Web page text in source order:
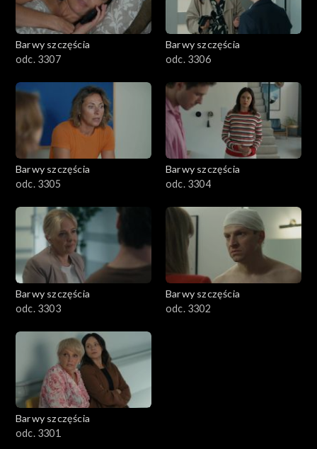
Barwy szczęścia
odc. 3307
Barwy szczęścia
odc. 3306
Barwy szczęścia
odc. 3305
Barwy szczęścia
odc. 3304
Barwy szczęścia
odc. 3303
Barwy szczęścia
odc. 3302
Barwy szczęścia
odc. 3301